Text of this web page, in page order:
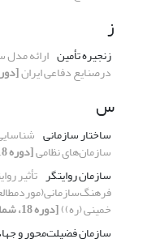
ز
زنجیره تأمین ارائه مدل
درصنایع دفاعی ایران[دوره 18، شماره 71،
س
ساختار سازمانی
سازمان‌های نظامی[دوره 18، شماره 71، 1397، صفحه 1-30]
سازمان روایتگر تأثیر
خمینی (ره))[دوره 18، شماره 71، 1397، صفحه 103-131]
سازمان فضیلت‌محور و